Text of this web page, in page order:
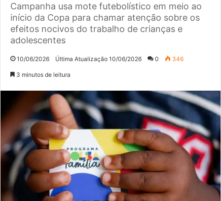
Campanha usa mote futebolístico em meio ao
início da Copa para chamar atenção sobre os
efeitos nocivos do trabalho de crianças e
adolescentes
10/06/2026 Última Atualização 10/06/2026 0 346
3 minutos de leitura